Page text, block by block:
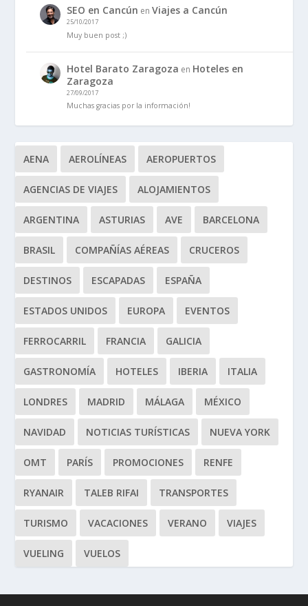
SEO en Cancún enViajes a Cancún
25/10/2017
Muy buen post ;)
Hotel Barato Zaragoza en Hoteles en
Zaragoza
27/09/2017
Muchas gracias por la información!
AENA AEROLÍNEAS AEROPUERTOS
AGENCIAS DE VIAJES ALOJAMIENTOS
ARGENTINA ASTURIAS AVE BARCELONA
BRASIL COMPAÑÍAS AÉREAS CRUCEROS
DESTINOS ESCAPADAS ESPAÑA
ESTADOS UNIDOS EUROPA EVENTOS
FERROCARRIL FRANCIA GALICIA
GASTRONOMÍA HOTELES IBERIA ITALIA
LONDRES MADRID MÁLAGA MÉXICO
NAVIDAD NOTICIAS TURÍSTICAS NUEVA YORK
OMT PARÍS PROMOCIONES RENFE
RYANAIR TALEB RIFAI TRANSPORTES
TURISMO VACACIONES VERANO VIAJES
VUELING VUELOS